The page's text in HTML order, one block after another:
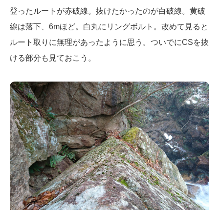
登ったルートが赤破線。抜けたかったのが白破線。黄破
線は落下、6mほど。白丸にリングボルト。改めて見ると
ルート取りに無理があったように思う。ついでにCSを抜
ける部分も見ておこう。